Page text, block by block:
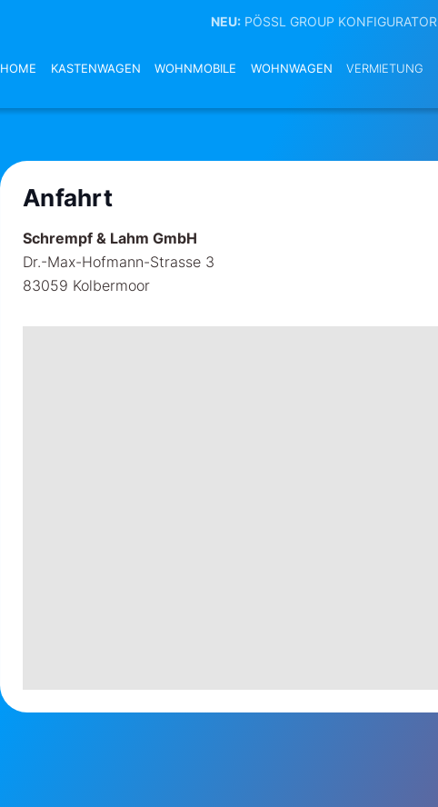
NEU: PÖSSL GROUP KONFIGURATOR
HOME KASTENWAGEN WOHNMOBILE WOHNWAGEN VERMIETUNG
Anfahrt
Schrempf & Lahm GmbH
Dr.-Max-Hofmann-Strasse 3
83059 Kolbermoor